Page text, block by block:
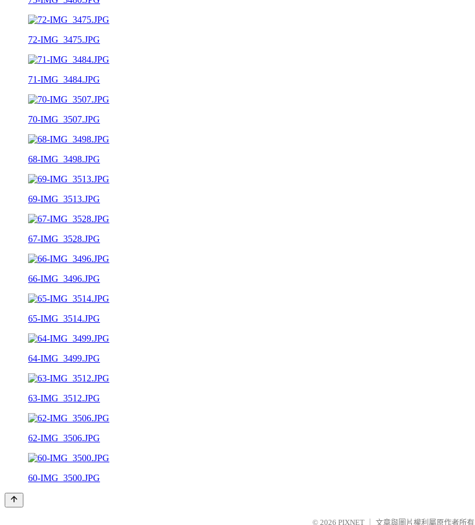
72-IMG_3475.JPG
71-IMG_3484.JPG
70-IMG_3507.JPG
68-IMG_3498.JPG
69-IMG_3513.JPG
67-IMG_3528.JPG
66-IMG_3496.JPG
65-IMG_3514.JPG
64-IMG_3499.JPG
63-IMG_3512.JPG
62-IMG_3506.JPG
60-IMG_3500.JPG
© 2026 PIXNET 文章與圖片權利屬原作者所有